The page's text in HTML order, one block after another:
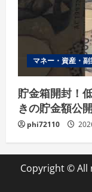
マネー・資産・副
貯金箱開封！
きの貯金額公
phi72110
Copyright © All